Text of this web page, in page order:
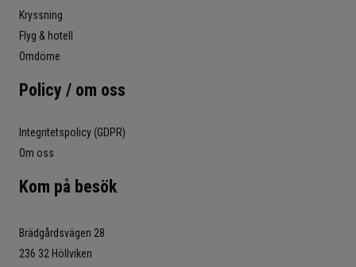
Kryssning
Flyg & hotell
Omdöme
Policy / om oss
Integritetspolicy (GDPR)
Om oss
Kom på besök
Brädgårdsvägen 28
236 32 Höllviken